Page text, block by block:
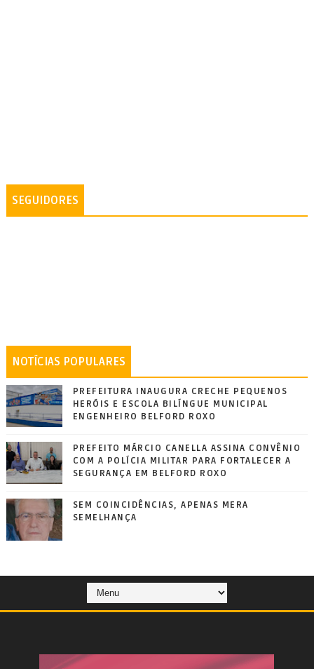
SEGUIDORES
NOTÍCIAS POPULARES
PREFEITURA INAUGURA CRECHE PEQUENOS
HERÓIS E ESCOLA BILÍNGUE MUNICIPAL
ENGENHEIRO BELFORD ROXO
PREFEITO MÁRCIO CANELLA ASSINA CONVÊNIO
COM A POLÍCIA MILITAR PARA FORTALECER A
SEGURANÇA EM BELFORD ROXO
SEM COINCIDÊNCIAS, APENAS MERA
SEMELHANÇA